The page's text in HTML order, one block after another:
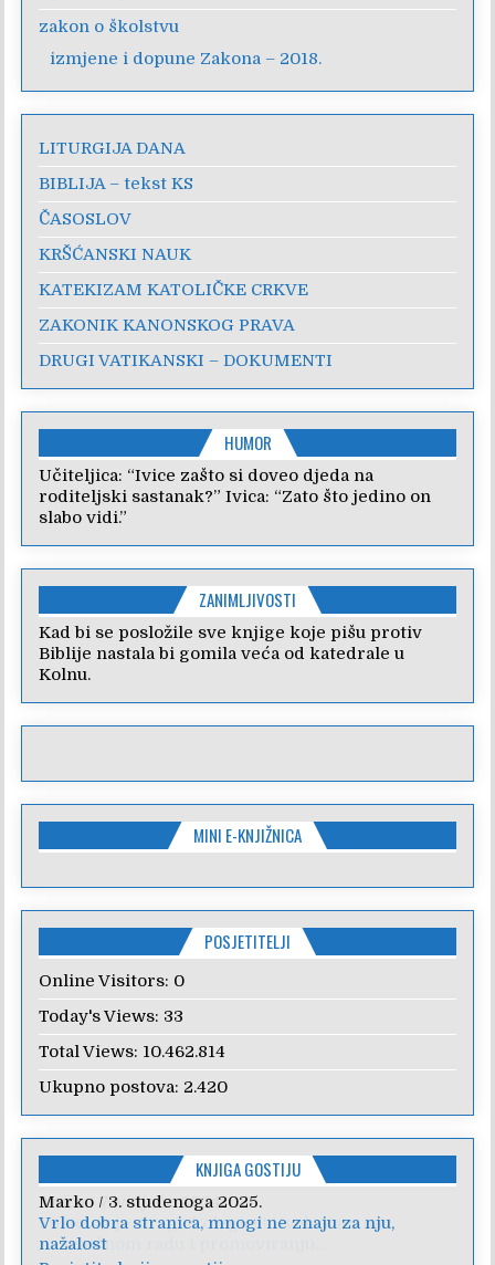
zakon o školstvu
izmjene i dopune Zakona – 2018.
LITURGIJA DANA
BIBLIJA – tekst KS
ČASOSLOV
KRŠĆANSKI NAUK
KATEKIZAM KATOLIČKE CRKVE
ZAKONIK KANONSKOG PRAVA
DRUGI VATIKANSKI – DOKUMENTI
HUMOR
Učiteljica: “Ivice zašto si doveo djeda na
roditeljski sastanak?” Ivica: “Zato što jedino on
slabo vidi.”
ZANIMLJIVOSTI
Kad bi se posložile sve knjige koje pišu protiv
Biblije nastala bi gomila veća od katedrale u
Kolnu.
MINI E-KNJIŽNICA
POSJETITELJI
Online Visitors: 0
Today's Views: 33
Total Views: 10.462.814
Ukupno postova: 2.420
KNJIGA GOSTIJU
Anica/7. veljače 2024.
Poštovanje, draga kolegice! Hvala Vam na
nesebičnom radu i promoviranju...